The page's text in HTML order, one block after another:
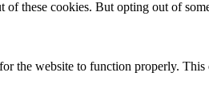
of these cookies. But opting out of
the website to function properly.